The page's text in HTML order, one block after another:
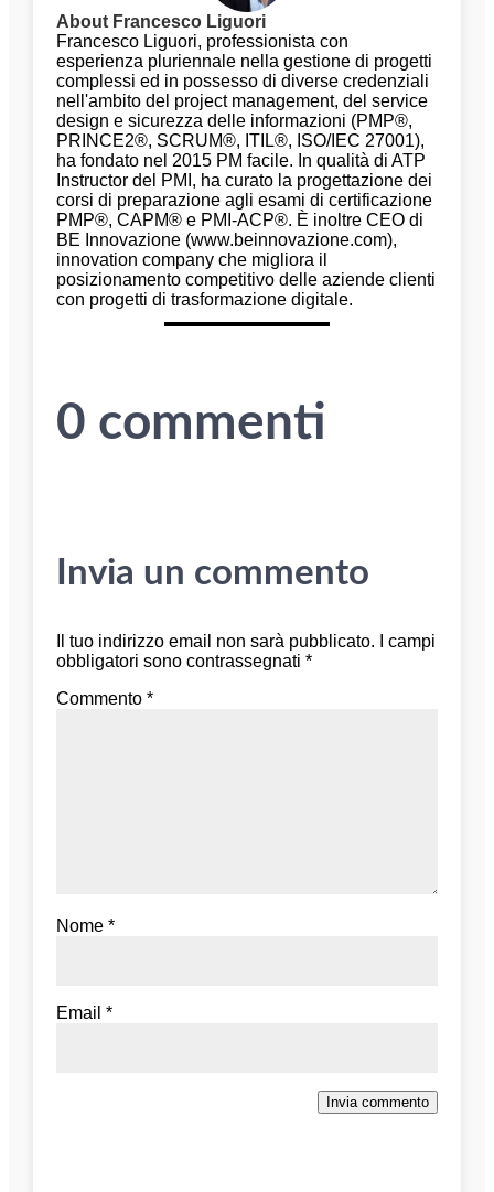
About Francesco Liguori
Francesco Liguori, professionista con
esperienza pluriennale nella gestione di progetti
complessi ed in possesso di diverse credenziali
nell'ambito del project management, del service
design e sicurezza delle informazioni (PMP®,
PRINCE2®, SCRUM®, ITIL®, ISO/IEC 27001),
ha fondato nel 2015 PM facile. In qualità di ATP
Instructor del PMI, ha curato la progettazione dei
corsi di preparazione agli esami di certificazione
PMP®, CAPM® e PMI-ACP®. È inoltre CEO di
BE Innovazione (www.beinnovazione.com),
innovation company che migliora il
posizionamento competitivo delle aziende clienti
con progetti di trasformazione digitale.
0 commenti
Invia un commento
Il tuo indirizzo email non sarà pubblicato.
I campi
obbligatori sono contrassegnati*
Commento*
Nome*
Email*
Invia commento